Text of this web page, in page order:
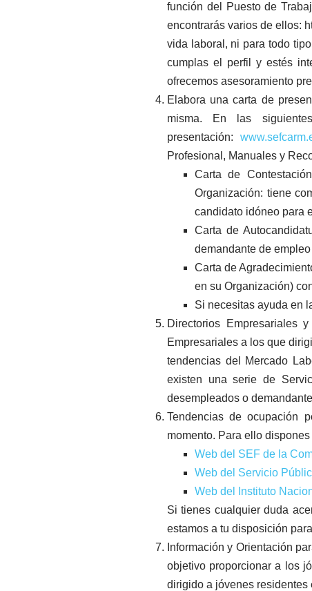
función del Puesto de
encontrarás varios de ellos:
vida laboral, ni para todo
cumplas el perfil y estés
ofrecemos asesoramiento
Elabora una carta de
misma. En las
presentación:
Profesional, Manuales y
Carta de
Organización: tiene
candidato idóneo para
Carta de
demandante de
Carta de
en su Organización)
Si necesitas ayuda en
Directorios Empresariales
Empresariales a los que
tendencias del Mercado
existen una serie de
desempleados o
Tendencias de ocupación
momento. Para ello
Web del SEF de la
Web del Servicio
Web del Instituto
Si tienes cualquier duda
estamos a tu disposición
Información y Orientación
objetivo proporcionar a los
dirigido a jóvenes residentes